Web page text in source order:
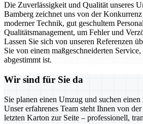
Die Zuverlässigkeit und Qualität unseres
Bamberg zeichnet uns von der
moderner Technik, gut geschultem
Qualitätsmanagement, um Fehler und
Lassen Sie sich von unseren Referenzen
Sie von einem maßgeschneiderten
abgestimmt ist.
Wir sind für Sie da
Sie planen einen Umzug und suchen einen
Unser erfahrenes Team steht Ihnen von
letzten Karton zur Seite – professionell,